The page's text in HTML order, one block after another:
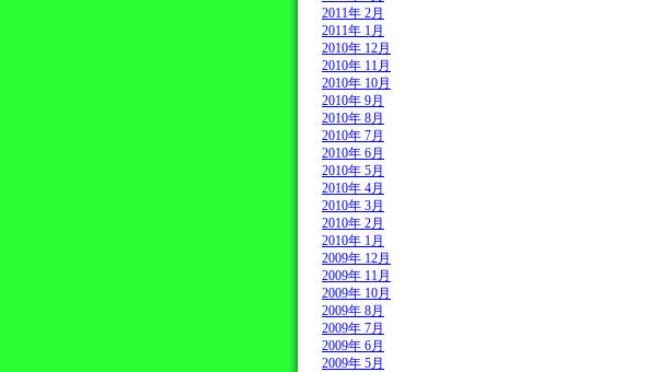
2011年 2月
2011年 1月
2010年 12月
2010年 11月
2010年 10月
2010年 9月
2010年 8月
2010年 7月
2010年 6月
2010年 5月
2010年 4月
2010年 3月
2010年 2月
2010年 1月
2009年 12月
2009年 11月
2009年 10月
2009年 8月
2009年 7月
2009年 6月
2009年 5月